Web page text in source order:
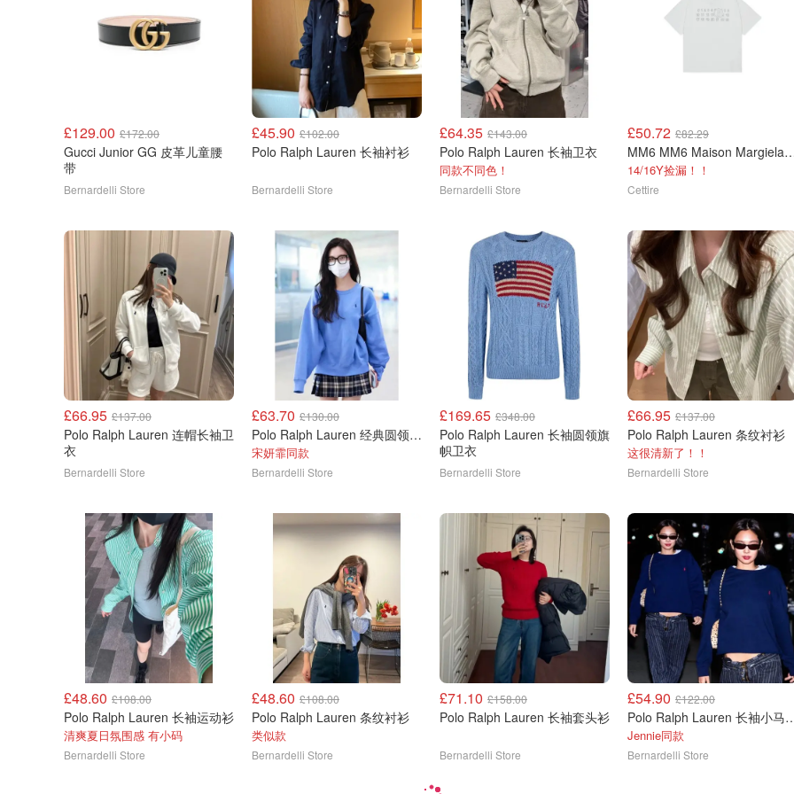
£129.00 £172.00
Gucci Junior GG 皮革儿童腰
带
Bernardelli Store
£45.90 £102.00
Polo Ralph Lauren 长袖衬衫
Bernardelli Store
£64.35 £143.00
Polo Ralph Lauren 长袖卫衣
同款不同色！
Bernardelli Store
£50.72 £82.29
MM6 MM6 Maison
14/16Y捡漏！！
Cettire
£66.95 £137.00
Polo Ralph Lauren 连帽长袖卫
衣
Bernardelli Store
£63.70 £130.00
Polo Ralph Lauren 经典圆领卫衣
宋妍霏同款
Bernardelli Store
£169.65 £348.00
Polo Ralph Lauren 长袖圆领旗
帜卫衣
Bernardelli Store
£66.95 £137.00
Polo Ralph Lauren 条纹衬衫
这很清新了！！
Bernardelli Store
£48.60 £108.00
Polo Ralph Lauren 长袖运动衫
清爽夏日氛围感 有小码
Bernardelli Store
£48.60 £108.00
Polo Ralph Lauren 条纹衬衫
类似款
Bernardelli Store
£71.10 £158.00
Polo Ralph Lauren 长袖套头衫
Bernardelli Store
£54.90 £122.00
Polo Ralph
Jennie同款
Bernardelli Store